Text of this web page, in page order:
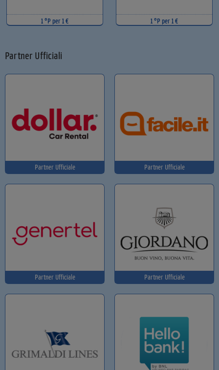
1 °P per 1 € 1 °P per 1 €
Partner Ufficiali
Partner Ufficiale Partner Ufficiale
Partner Ufficiale Partner Ufficiale